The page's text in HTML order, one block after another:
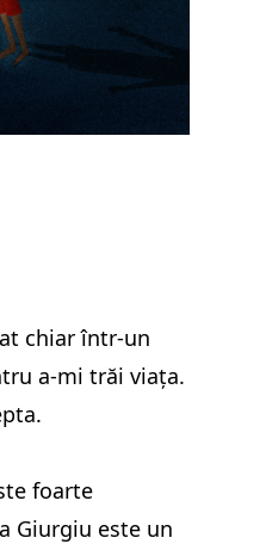
chiar într-un
a-mi trăi viața.
foarte
Giurgiu este un